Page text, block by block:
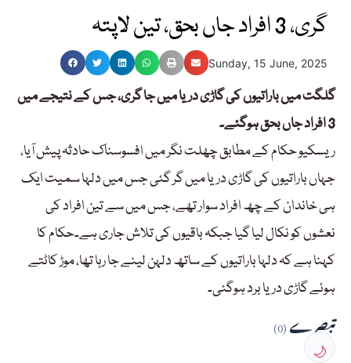
گری، 3 افراد جاں بحق، تین لاپتہ
Sunday, 15 June, 2025
گلگت میں باراتیوں کی گاڑی دریا میں جا گری، جس کے نتیجے میں
3 افراد جاں بحق ہوگئے۔
ریسکیو حکام کے مطابق چھلت نگر میں افسوسناک حادثہ پیش آیا،
جہاں باراتیوں کی گاڑی دریا میں گر گئی جس میں دلہا سمیت ایک
ہی خاندان کے چھ افراد سوار تھے، جس میں سے تین افراد کی
نعشوں کو نکال لیا گیا جبکہ باقیوں کی تلاش جاری ہے۔حکام کا
کہنا ہے کہ دلہا باراتیوں کے ساتھ دلہن لینے جا رہا تھا، موڑ کاٹتے
ہوئے گاڑی دریا برد ہوگئی۔
تبصرے(0)
🌙